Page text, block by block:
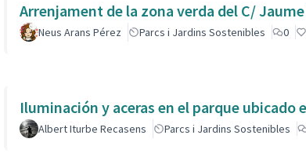
Arrenjament de la zona verda del C/
Neus Arans Pérez Parcs i Jardins Sostenibles 0
Iluminación y aceras en el parque ubicado
Albert Iturbe Recasens Parcs i Jardins Sostenibles